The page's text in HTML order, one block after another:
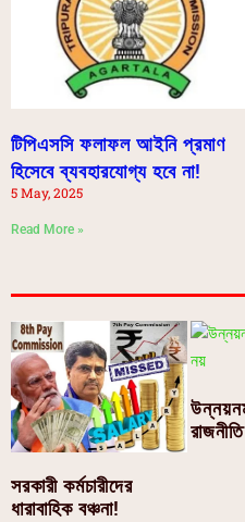
টিপিএসসি ফলাফল আইনি প্রমাণ
হিসেবে ব্যবহারযোগ্য হবে না!
5 May, 2025
Read More »
সরকারী কর্মচারীদের
ধারাবাহিক বঞ্চনা!